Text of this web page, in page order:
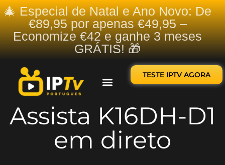
🎄 Especial de Natal e Ano Novo: De
€89,95 por apenas €49,95 –
Economize €42 e ganhe 3 meses
GRÁTIS! 🎁
TESTE IPTV AGORA
Assista K16DH-D1
em direto